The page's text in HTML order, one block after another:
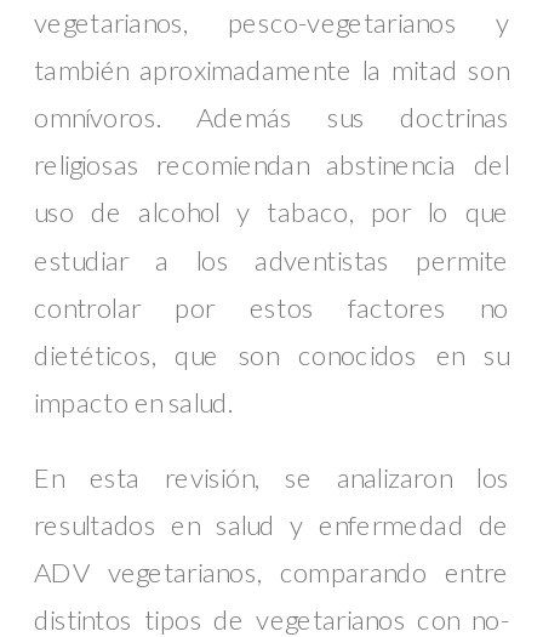
vegetarianos, pesco-vegetarianos y
también aproximadamente la mitad son
omnívoros. Además sus doctrinas
religiosas recomiendan abstinencia del
uso de alcohol y tabaco, por lo que
estudiar a los adventistas permite
controlar por estos factores no
dietéticos, que son conocidos en su
impacto en salud.
En esta revisión, se analizaron los
resultados en salud y enfermedad de
ADV vegetarianos, comparando entre
distintos tipos de vegetarianos con no-